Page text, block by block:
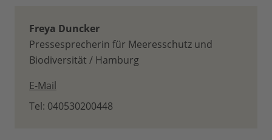
Freya Duncker
Pressesprecherin für Meeresschutz und
Biodiversität / Hamburg
E-Mail
Tel: 040530200448